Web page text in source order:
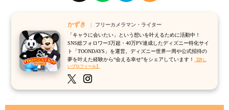
かずき
フリーカメラマン・ライター
「キャラに会いたい」という想いを叶えるために活動中！
SNS総フォロワー3万超・40万PV達成したディズニー特化サイ
ト「TOONDAYS」を運営。ディズニー世界一周や公式招待の
夢を叶えた経験から“会える幸せ”をシェアしています！
【詳し
いプロフィール】